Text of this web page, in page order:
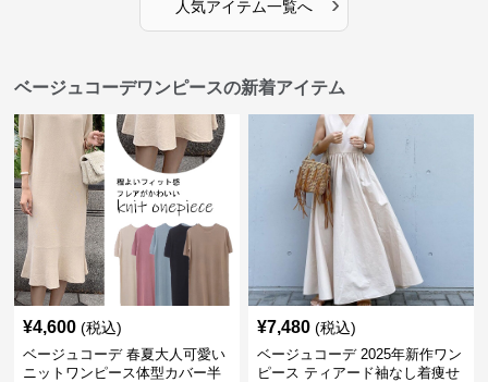
人気アイテム一覧へ
ベージュコーデワンピースの新着アイテム
¥4,600 (税込)
ベージュコーデ 春夏大人可愛い
ニットワンピース体型カバー半
¥7,480 (税込)
ベージュコーデ 2025年新作ワン
ピース ティアード袖なし着痩せ